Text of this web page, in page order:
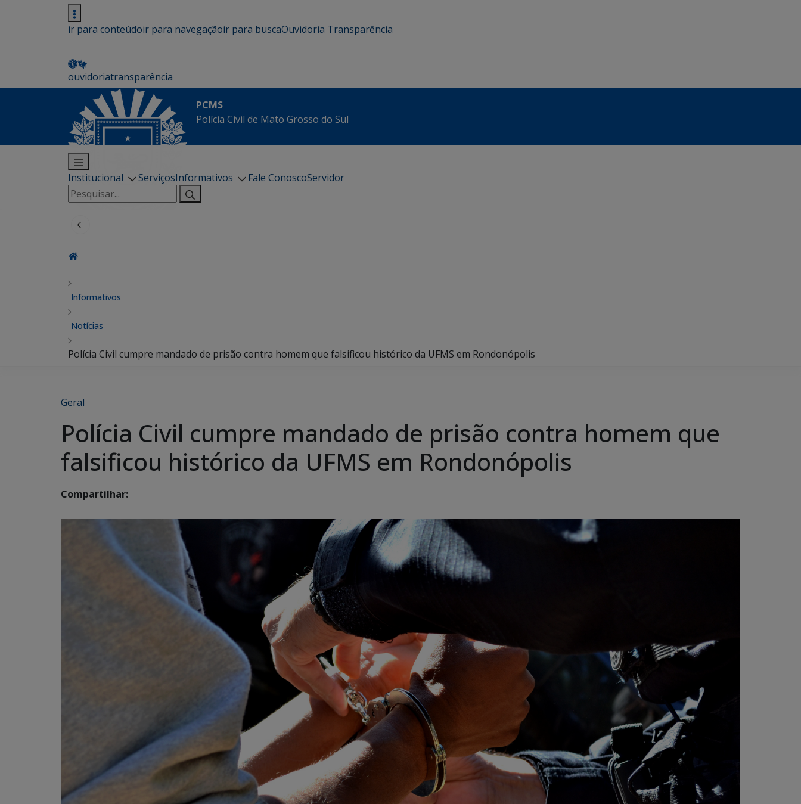
ir para conteúdoir para navegaçãoir para buscaOuvidoria Transparência
ouvidoriatransparência
PCMS
Polícia Civil de Mato Grosso do Sul
Institucional ServiçosInformativos Fale ConoscoServidor
Pesquisar
por:
Informativos
Notícias
Polícia Civil cumpre mandado de prisão contra homem que falsificou histórico da UFMS em Rondonópolis
Geral
Polícia Civil cumpre mandado de prisão contra homem que
falsificou histórico da UFMS em Rondonópolis
Compartilhar: